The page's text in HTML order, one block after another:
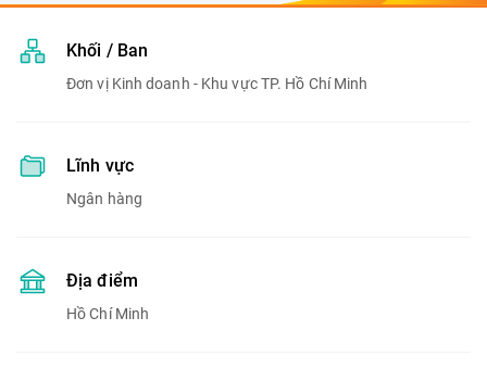
Khối / Ban
Đơn vị Kinh doanh - Khu vực TP. Hồ Chí Minh
Lĩnh vực
Ngân hàng
Địa điểm
Hồ Chí Minh